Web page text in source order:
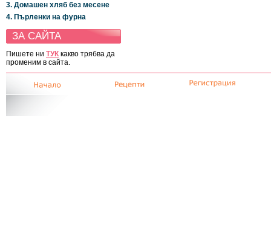
3. Домашен хляб без месене
4. Пърленки на фурна
ЗА САЙТА
Пишете ни ТУК какво трябва да
променим в сайта.